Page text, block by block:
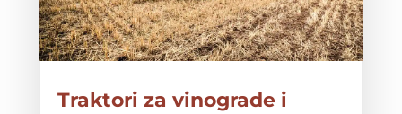
Traktori za vinograde i